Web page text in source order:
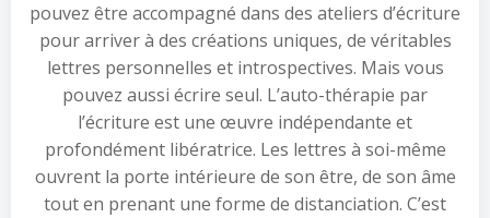
pouvez être accompagné dans des ateliers d’écriture
pour arriver à des créations uniques, de véritables
lettres personnelles et introspectives. Mais vous
pouvez aussi écrire seul. L’auto-thérapie par
l’écriture est une œuvre indépendante et
profondément libératrice. Les lettres à soi-même
ouvrent la porte intérieure de son être, de son âme
tout en prenant une forme de distanciation. C’est